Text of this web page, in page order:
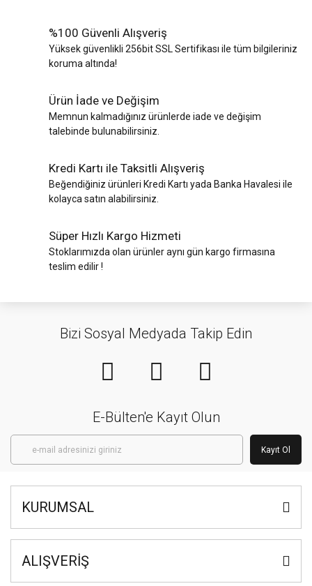
%100 Güvenli Alışveriş
Yüksek güvenlikli 256bit SSL Sertifikası ile tüm bilgileriniz
koruma altında!
Ürün İade ve Değişim
Memnun kalmadığınız ürünlerde iade ve değişim
talebinde bulunabilirsiniz.
Kredi Kartı ile Taksitli Alışveriş
Beğendiğiniz ürünleri Kredi Kartı yada Banka Havalesi ile
kolayca satın alabilirsiniz.
Süper Hızlı Kargo Hizmeti
Stoklarımızda olan ürünler aynı gün kargo firmasına
teslim edilir !
Bizi Sosyal Medyada Takip Edin
E-Bülten'e Kayıt Olun
Kayıt Ol
KURUMSAL
ALIŞVERİŞ